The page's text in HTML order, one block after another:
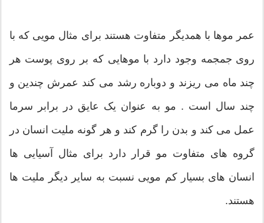
عمر موها با همدیگر متفاوت هستند برای مثال مویی که با
روی جمجمه وجود دارد با موهایی که بر روی پوست هر
چند ماه می ریزند و دوباره رشد می کند عمرش چندین و
چند سال است . مو به عنوان یک عایق در برابر سرما
عمل می کند و بدن را گرم کند و هر گونه ملیت انسان در
گروه های متفاوت مو قرار دارد برای مثال آسیایی ها
انسان های بسیار کم مویی نسبت به سایر دیگر ملیت ها
هستند.